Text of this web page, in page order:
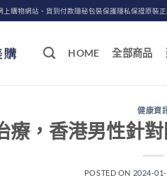
購物網站、貨到付款隱秘包裝保護隱私保證原裝
HOME 全部商品
健康資
療，香港男性針
POSTED ON 2024-